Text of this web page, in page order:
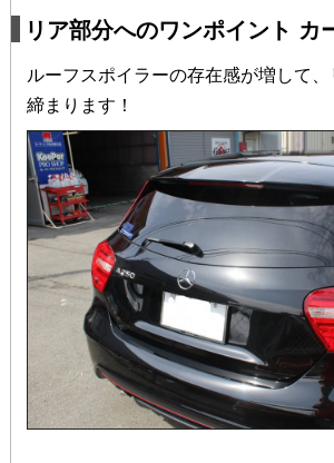
リア部分へのワンポイント カ
ルーフスポイラーの存在感が増して
締まります！